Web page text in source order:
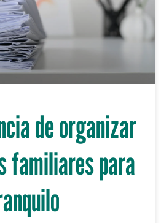
de organizar
familiares para